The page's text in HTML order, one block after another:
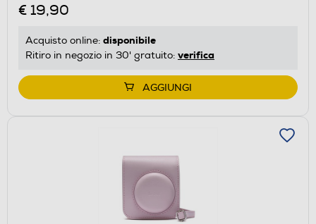
€ 19,90
Acquisto online: disponibile
Ritiro in negozio in 30' gratuito: verifica
AGGIUNGI